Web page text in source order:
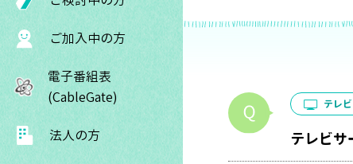
ご加入中の方
電子番組表
(CableGate)
法人の方
テレビ
テレビ